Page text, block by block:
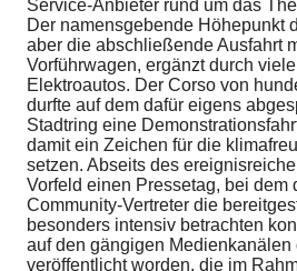
Service-Anbieter rund um das
Der namensgebende Höhepunkt
aber die abschließende Ausfahrt
Vorführwagen, ergänzt durch
Elektroautos. Der Corso von
durfte auf dem dafür eigens
Stadtring eine
damit ein Zeichen für die
setzen. Abseits des
Vorfeld einen Pressetag, bei dem
Community-Vertreter die
besonders intensiv betrachten
auf den gängigen Medienkanälen
veröffentlicht worden, die im